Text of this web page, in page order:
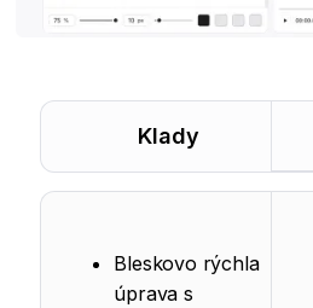
Klady
Bleskovo rýchla
úprava s